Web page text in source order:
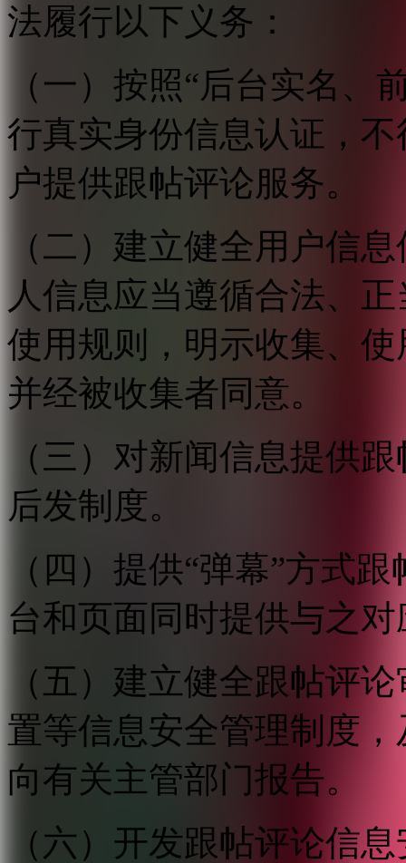
法履行以下义务：
（一）按照“后台实名、
行真实身份信息认证，
户提供跟帖评论服务。
（二）建立健全用户信
人信息应当遵循合法、
使用规则，明示收集、
并经被收集者同意。
（三）对新闻信息提供
后发制度。
（四）提供“弹幕”方式
台和页面同时提供与之
（五）建立健全跟帖评
置等信息安全管理制度
向有关主管部门报告。
（六）开发跟帖评论信